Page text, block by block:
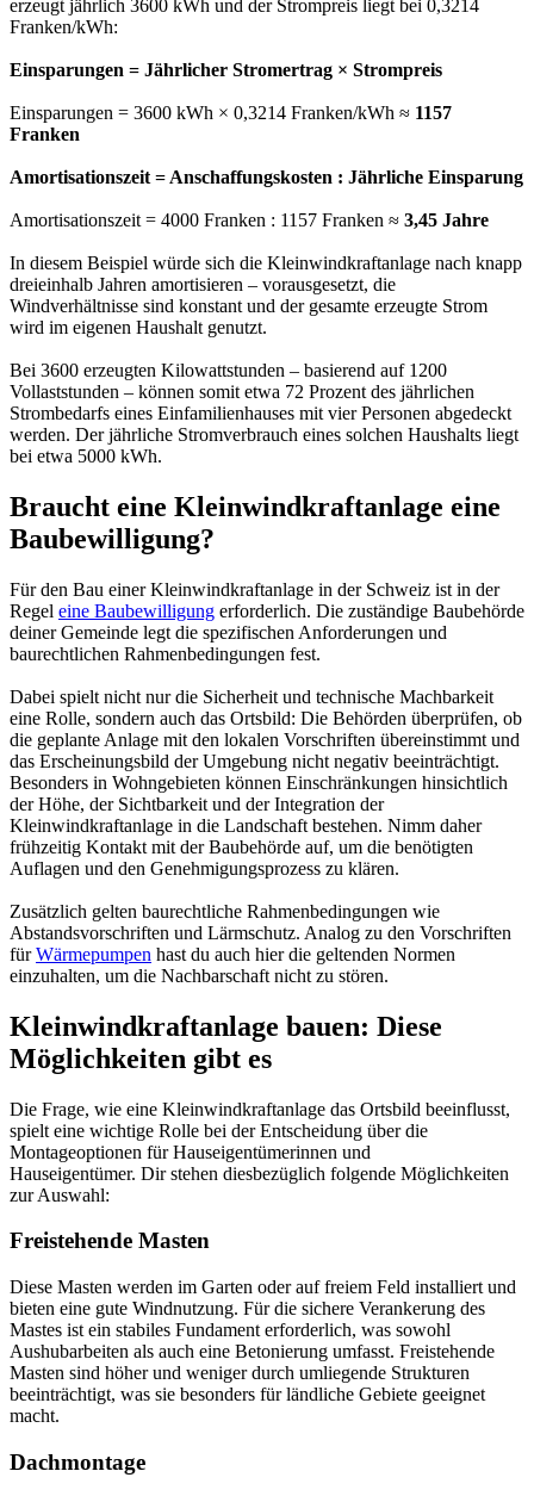
erzeugt jährlich 3600 kWh und der Strompreis liegt bei 0,3214
Franken/kWh:
Einsparungen = Jährlicher Stromertrag × Strompreis
Einsparungen = 3600 kWh × 0,3214 Franken/kWh ≈ 1157
Franken
Amortisationszeit = Anschaffungskosten : Jährliche Einsparung
Amortisationszeit = 4000 Franken : 1157 Franken ≈ 3,45 Jahre
In diesem Beispiel würde sich die Kleinwindkraftanlage nach knapp
dreieinhalb Jahren amortisieren – vorausgesetzt, die
Windverhältnisse sind konstant und der gesamte erzeugte Strom
wird im eigenen Haushalt genutzt.
Bei 3600 erzeugten Kilowattstunden – basierend auf 1200
Vollaststunden – können somit etwa 72 Prozent des jährlichen
Strombedarfs eines Einfamilienhauses mit vier Personen abgedeckt
werden. Der jährliche Stromverbrauch eines solchen Haushalts liegt
bei etwa 5000 kWh.
Braucht eine Kleinwindkraftanlage eine
Baubewilligung?
Für den Bau einer Kleinwindkraftanlage in der Schweiz ist in der
Regel eine Baubewilligung erforderlich. Die zuständige Baubehörde
deiner Gemeinde legt die spezifischen Anforderungen und
baurechtlichen Rahmenbedingungen fest.
Dabei spielt nicht nur die Sicherheit und technische Machbarkeit
eine Rolle, sondern auch das Ortsbild: Die Behörden überprüfen, ob
die geplante Anlage mit den lokalen Vorschriften übereinstimmt und
das Erscheinungsbild der Umgebung nicht negativ beeinträchtigt.
Besonders in Wohngebieten können Einschränkungen hinsichtlich
der Höhe, der Sichtbarkeit und der Integration der
Kleinwindkraftanlage in die Landschaft bestehen. Nimm daher
frühzeitig Kontakt mit der Baubehörde auf, um die benötigten
Auflagen und den Genehmigungsprozess zu klären.
Zusätzlich gelten baurechtliche Rahmenbedingungen wie
Abstandsvorschriften und Lärmschutz. Analog zu den Vorschriften
fürWärmepumpen hast du auch hier die geltenden Normen
einzuhalten, um die Nachbarschaft nicht zu stören.
Kleinwindkraftanlage bauen: Diese
Möglichkeiten gibt es
Die Frage, wie eine Kleinwindkraftanlage das Ortsbild beeinflusst,
spielt eine wichtige Rolle bei der Entscheidung über die
Montageoptionen für Hauseigentümerinnen und
Hauseigentümer. Dir stehen diesbezüglich folgende Möglichkeiten
zur Auswahl:
Freistehende Masten
Diese Masten werden im Garten oder auf freiem Feld installiert und
bieten eine gute Windnutzung. Für die sichere Verankerung des
Mastes ist ein stabiles Fundament erforderlich, was sowohl
Aushubarbeiten als auch eine Betonierung umfasst. Freistehende
Masten sind höher und weniger durch umliegende Strukturen
beeinträchtigt, was sie besonders für ländliche Gebiete geeignet
macht.
Dachmontage